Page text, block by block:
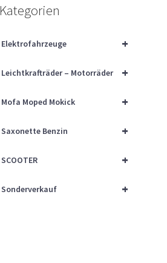
Kategorien
+
Elektrofahrzeuge
+
Leichtkrafträder – Motorräder
+
Mofa Moped Mokick
+
Saxonette Benzin
+
SCOOTER
+
Sonderverkauf